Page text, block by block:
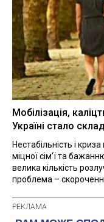
Мобілізація,
Україні стало
Нестабільність і
міцної сім'ї та
велика кількість
проблема – скорочення